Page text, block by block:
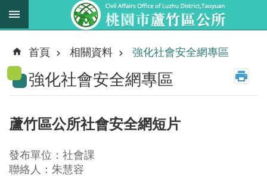
跳到主要內容區塊
新
消
息
務
職
法
首頁 相關資料 強化社會安全網專區
強化社會安全網專區
蘆竹區公所社會安全網短片
發布單位：社會課
聯絡人：朱慧容